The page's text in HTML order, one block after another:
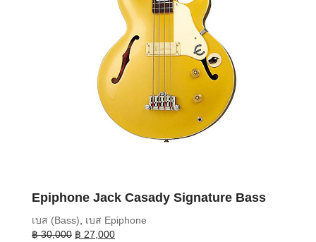
Epiphone Jack Casady Signature Bass
เบส (Bass)
เบส Epiphone
฿30,000 Original
฿ 27,000Current